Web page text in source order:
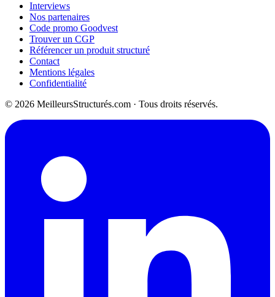
Interviews
Nos partenaires
Code promo Goodvest
Trouver un CGP
Référencer un produit structuré
Contact
Mentions légales
Confidentialité
© 2026 MeilleursStructurés.com · Tous droits réservés.